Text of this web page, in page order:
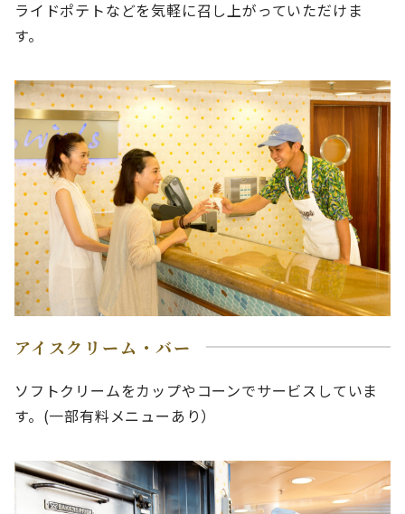
ライドポテトなどを気軽に召し上がっていただけま
す。
アイスクリーム・バー
ソフトクリームをカップやコーンでサービスしていま
す。(一部有料メニューあり）